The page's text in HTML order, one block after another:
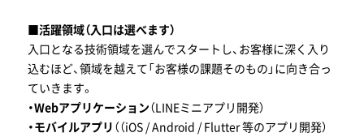
■活躍領域（入口は選べます）
入口となる技術領域を選んでスタートし、お客様に深く入り
込むほど、領域を越えて「お客様の課題そのもの」に向き合っ
ていきます。
・Webアプリケーション（LINEミニアプリ開発）
・モバイルアプリ （（iOS / Android / Flutter 等のアプリ開発）